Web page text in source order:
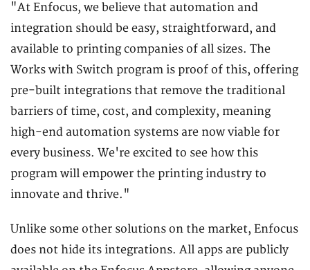
"At Enfocus, we believe that automation and
integration should be easy, straightforward, and
available to printing companies of all sizes. The
Works with Switch program is proof of this, offering
pre-built integrations that remove the traditional
barriers of time, cost, and complexity, meaning
high-end automation systems are now viable for
every business. We're excited to see how this
program will empower the printing industry to
innovate and thrive."
Unlike some other solutions on the market, Enfocus
does not hide its integrations. All apps are publicly